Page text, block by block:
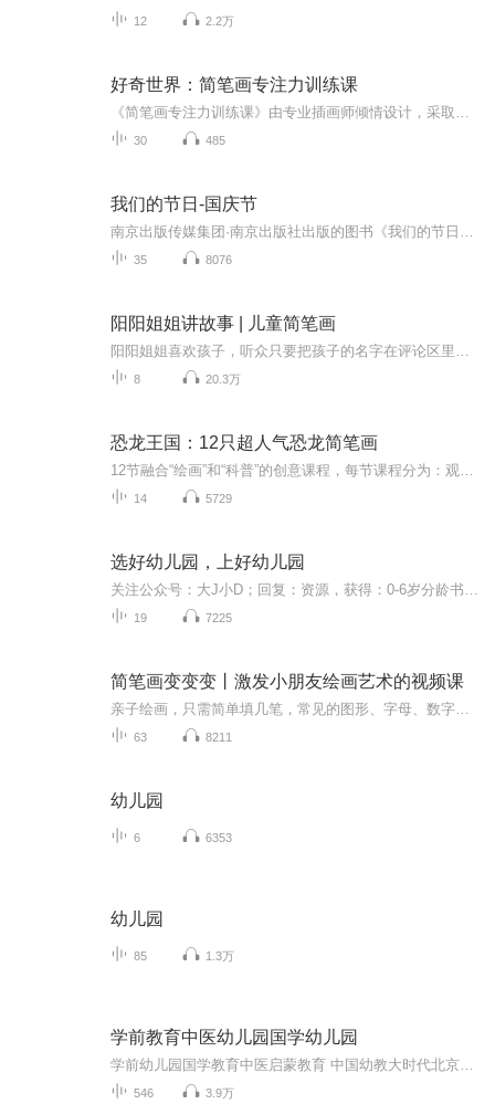
12 2.2万
好奇世界：简笔画专注力训练课
30 485
我们的节日-国庆节
35 8076
阳阳姐姐讲故事 | 儿童简笔画
8 20.3万
恐龙王国：12只超人气恐龙简笔画
14 5729
选好幼儿园，上好幼儿园
19 7225
简笔画变变变丨激发小朋友绘画艺术的视频课
63 8211
幼儿园
6 6353
幼儿园
85 1.3万
学前教育中医幼儿园国学幼儿园
546 3.9万